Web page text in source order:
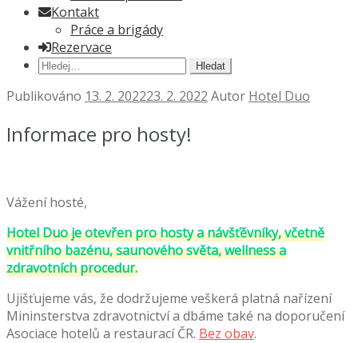
Kontakt
Práce a brigády
Rezervace
Hledat:
Publikováno 13. 2. 202223. 2. 2022 Autor Hotel Duo
Informace pro hosty!
Vážení hosté,
Hotel Duo je otevřen pro hosty a návšťěvníky, včetně
vnitřního bazénu, saunového světa, wellness a
zdravotních procedur.
Ujišťujeme vás, že dodržujeme veškerá platná nařízení
Mininsterstva zdravotnictví a dbáme také na doporučení
Asociace hotelů a restaurací ČR. Bez obav.